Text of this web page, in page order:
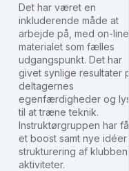
Det har været en
inkluderende måde at
arbejde på, med on-line
materialet som fælles
udgangspunkt. Det har
givet synlige resultater
deltagernes
egenfærdigheder og
til at træne teknik.
Instruktørgruppen har
et boost samt nye idéer
strukturering af
aktiviteter.